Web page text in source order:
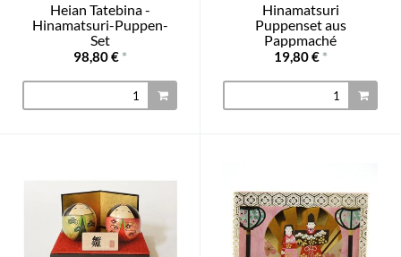
Heian Tatebina -
Hinamatsuri-Puppen-
Set
98,80 € *
Hinamatsuri
Puppenset aus
Pappmaché
19,80 € *